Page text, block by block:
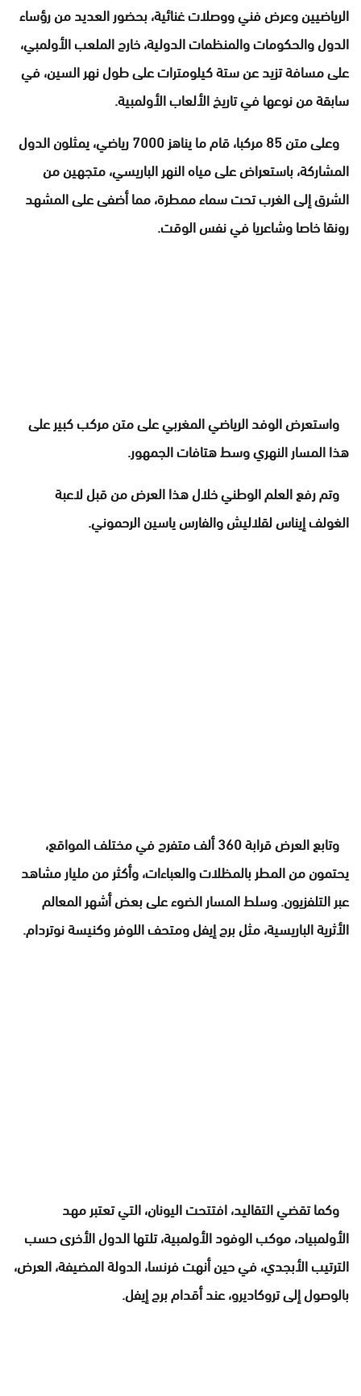
الرياضيين وعرض فني ووصلات غنائية، بحضور العديد من رؤساء
الدول والحكومات والمنظمات الدولية، خارج الملعب الأولمبي،
على مسافة تزيد عن ستة كيلومترات على طول نهر السين، في
سابقة من نوعها في تاريخ الألعاب الأولمبية.
وعلى متن 85 مركبا، قام ما يناهز 7000 رياضي، يمثلون الدول
المشاركة، باستعراض على مياه النهر الباريسي، متجهين من
الشرق إلى الغرب تحت سماء ممطرة، مما أضفى على المشهد
رونقا خاصا وشاعريا في نفس الوقت.
واستعرض الوفد الرياضي المغربي على متن مركب كبير على
هذا المسار النهري وسط هتافات الجمهور.
وتم رفع العلم الوطني خلال هذا العرض من قبل لاعبة
الغولف إيناس لقلاليش والفارس ياسين الرحموني.
وتابع العرض قرابة 360 ألف متفرج في مختلف المواقع،
يحتمون من المطر بالمظلات والعباءات، وأكثر من مليار مشاهد
عبر التلفزيون. وسلط المسار الضوء على بعض أشهر المعالم
الأثرية الباريسية، مثل برج إيفل ومتحف اللوفر وكنيسة نوتردام.
وكما تقضي التقاليد، افتتحت اليونان، التي تعتبر مهد
الأولمبياد، موكب الوفود الأولمبية، تلتها الدول الأخرى حسب
الترتيب الأبجدي، في حين أنهت فرنسا، الدولة المضيفة، العرض،
بالوصول إلى تروكاديرو، عند أقدام برج إيفل.